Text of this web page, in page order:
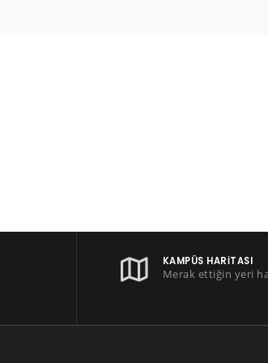
KAMPÜS HARITASI
Merak ettiğin yeri